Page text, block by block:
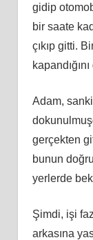
gidip
bir saate
çıkıp gitti.
Adam,
gerçekten
bunun
yerlerde
Şimdi, işi
arkasına